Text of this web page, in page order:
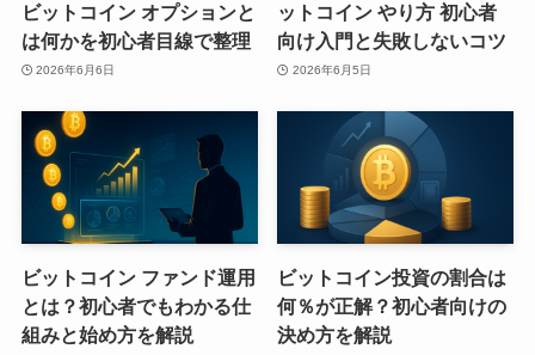
ビットコイン オプションと
は何かを初心者目線で整理
2026年6月6日
ットコイン やり方 初心者
向け入門と失敗しないコツ
2026年6月5日
ビットコイン ファンド運用
とは？初心者でもわかる仕
組みと始め方を解説
ビットコイン投資の割合は
何％が正解？初心者向けの
決め方を解説